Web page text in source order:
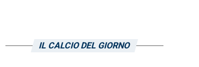
IL CALCIO DEL GIORNO